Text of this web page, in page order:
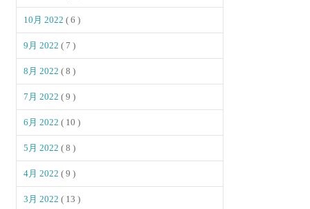
10月 2022( 6 )
9月 2022( 7 )
8月 2022( 8 )
7月 2022( 9 )
6月 2022( 10 )
5月 2022( 8 )
4月 2022( 9 )
3月 2022( 13 )